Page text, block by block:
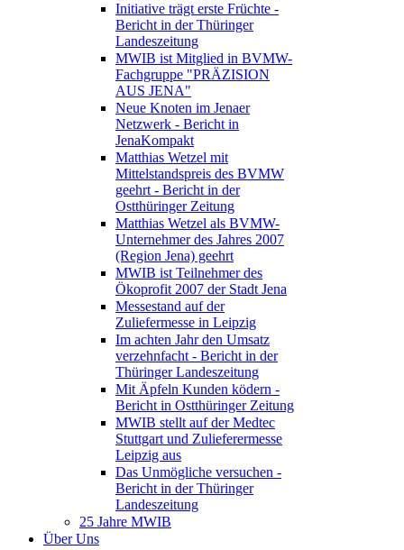
Initiative trägt erste Früchte -
Bericht in der Thüringer
Landeszeitung
MWIB ist Mitglied in BVMW-
Fachgruppe "PRÄZISION
AUS JENA"
Neue Knoten im Jenaer
Netzwerk - Bericht in
JenaKompakt
Matthias Wetzel mit
Mittelstandspreis des BVMW
geehrt - Bericht in der
Ostthüringer Zeitung
Matthias Wetzel als BVMW-
Unternehmer des Jahres 2007
(Region Jena) geehrt
MWIB ist Teilnehmer des
Ökoprofit 2007 der Stadt Jena
Messestand auf der
Zuliefermesse in Leipzig
Im achten Jahr den Umsatz
verzehnfacht - Bericht in der
Thüringer Landeszeitung
Mit Äpfeln Kunden ködern -
Bericht in Ostthüringer Zeitung
MWIB stellt auf der Medtec
Stuttgart und Zulieferermesse
Leipzig aus
Das Unmögliche versuchen -
Bericht in der Thüringer
Landeszeitung
25 Jahre MWIB
Über Uns